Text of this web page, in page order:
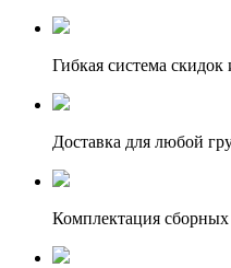
Гибкая система
Доставка для любой
Комплектация сборных